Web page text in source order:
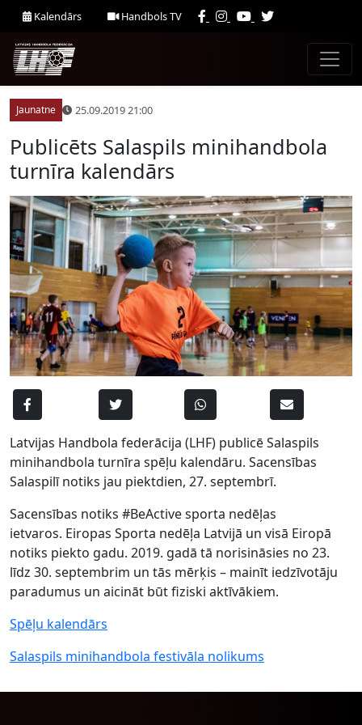
Kalendārs Handbols TV
Jaunatne 25.09.2019 21:00
Publicēts Salaspils minihandbola
turnīra kalendārs
Latvijas Handbola federācija (LHF) publicē Salaspils
minihandbola turnīra spēļu kalendāru. Sacensības
Salaspilī notiks jau piektdien, 27. septembrī.
Sacensības notiks #BeActive sporta nedēļas
ietvaros. Eiropas Sporta nedēļa Latvijā un visā Eiropā
notiks piekto gadu. 2019. gadā tā norisināsies no 23.
līdz 30. septembrim un tās mērķis – mainīt iedzīvotāju
paradumus un aicināt būt fiziski aktīvākiem.
Spēļu kalendārs
Salaspils minihandbola festivāla nolikums